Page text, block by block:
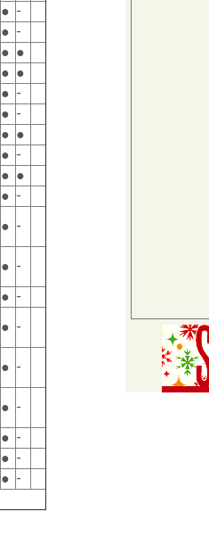
● -
● -
● ●
● ●
● -
● -
● ●
● -
● ●
● -
● -
● -
● -
● -
● -
● -
● -
● -
● -